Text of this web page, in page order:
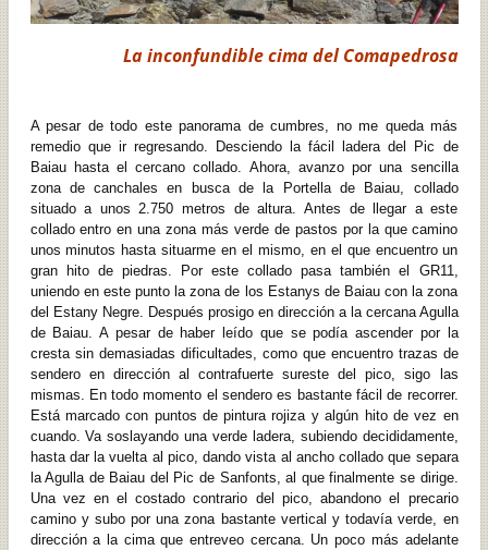
La inconfundible cima del Comapedrosa
A pesar de todo este panorama de cumbres, no me queda más
remedio que ir regresando. Desciendo la fácil ladera del Pic de
Baiau hasta el cercano collado. Ahora, avanzo por una sencilla
zona de canchales en busca de la Portella de Baiau, collado
situado a unos 2.750 metros de altura. Antes de llegar a este
collado entro en una zona más verde de pastos por la que camino
unos minutos hasta situarme en el mismo, en el que encuentro un
gran hito de piedras. Por este collado pasa también el GR11,
uniendo en este punto la zona de los Estanys de Baiau con la zona
del Estany Negre. Después prosigo en dirección a la cercana Agulla
de Baiau. A pesar de haber leído que se podía ascender por la
cresta sin demasiadas dificultades, como que encuentro trazas de
sendero en dirección al contrafuerte sureste del pico, sigo las
mismas. En todo momento el sendero es bastante fácil de recorrer.
Está marcado con puntos de pintura rojiza y algún hito de vez en
cuando. Va soslayando una verde ladera, subiendo decididamente,
hasta dar la vuelta al pico, dando vista al ancho collado que separa
la Agulla de Baiau del Pic de Sanfonts, al que finalmente se dirige.
Una vez en el costado contrario del pico, abandono el precario
camino y subo por una zona bastante vertical y todavía verde, en
dirección a la cima que entreveo cercana. Un poco más adelante